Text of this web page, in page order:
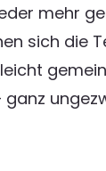
mehr
sich die